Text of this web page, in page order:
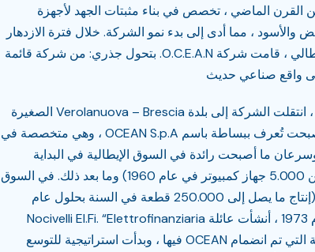
القرن الماضي ، تخصص في بناء مثبتات الجهد لأجهزة
والأسود ، مما أدى إلى بدء نمو الشركة. خلال فترة الازدهار
الاقتصادي الإيطالي ، قامت شركة O.C.E.A.N. بتحول جذري: من شركة قائمة
واقع صناعي حديث
في عام 1957 ، انتقلت الشركة إلى بلدة Verolanuova – Brescia الصغيرة
في إيطاليا وأصبحت تُعرف ببساطة باسم OCEAN S.p.A ، وهي متخصصة في
وسرعان ما أصبحت رائدة في السوق الإيطالية في البداية
(أنتجت أكثر من 5.000 جهاز كمبيوتر في عام 1960) وما بعد ذلك. في السوق
الأوروبية أيضًا (إنتاج ما يصل إلى 250.000 قطعة في السنة بحلول عام
1964) في عام 1973 ، أنشأت عائلة Nocivelli El.Fi. “Elettrofinanziaria
S.p.A.” القابضة التي تم انضمام OCEAN فيها ، وبدأت استراتيجية للتوسع